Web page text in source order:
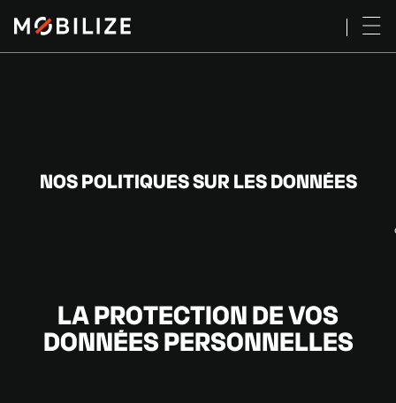
NOS POLITIQUES SUR LES DONNÉES
LA PROTECTION DE VOS
DONNÉES PERSONNELLES